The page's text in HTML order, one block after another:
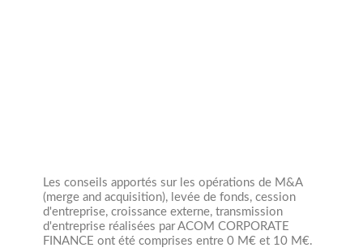
Les conseils apportés sur les opérations de M&A
(merge and acquisition), levée de fonds, cession
d'entreprise, croissance externe, transmission
d'entreprise réalisées par ACOM CORPORATE
FINANCE ont été comprises entre 0 M€ et 10 M€.